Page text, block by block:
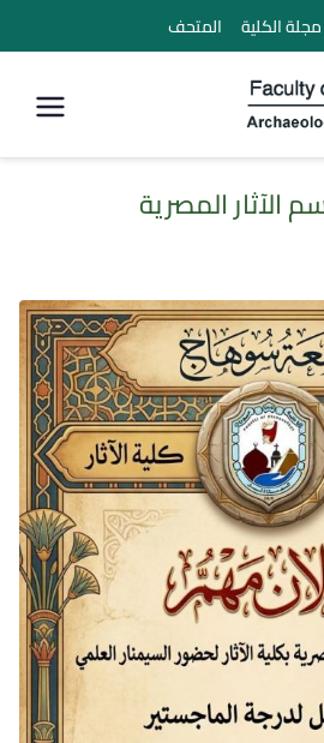
مجلة الكلية المتحف
كلية الأثار
الآثار المصرية